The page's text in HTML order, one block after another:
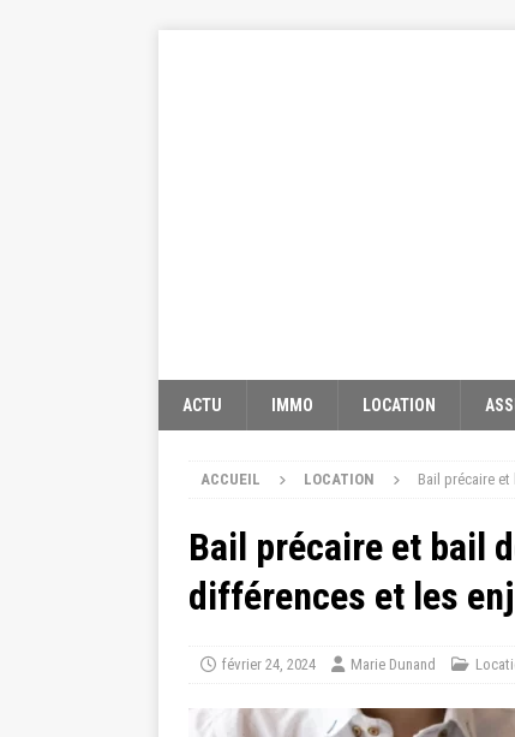
ACTU IMMO LOCATION
ACCUEIL LOCATION Bail précaire
Bail précaire et bail
différences et les
février 24, 2024 Marie Dunand